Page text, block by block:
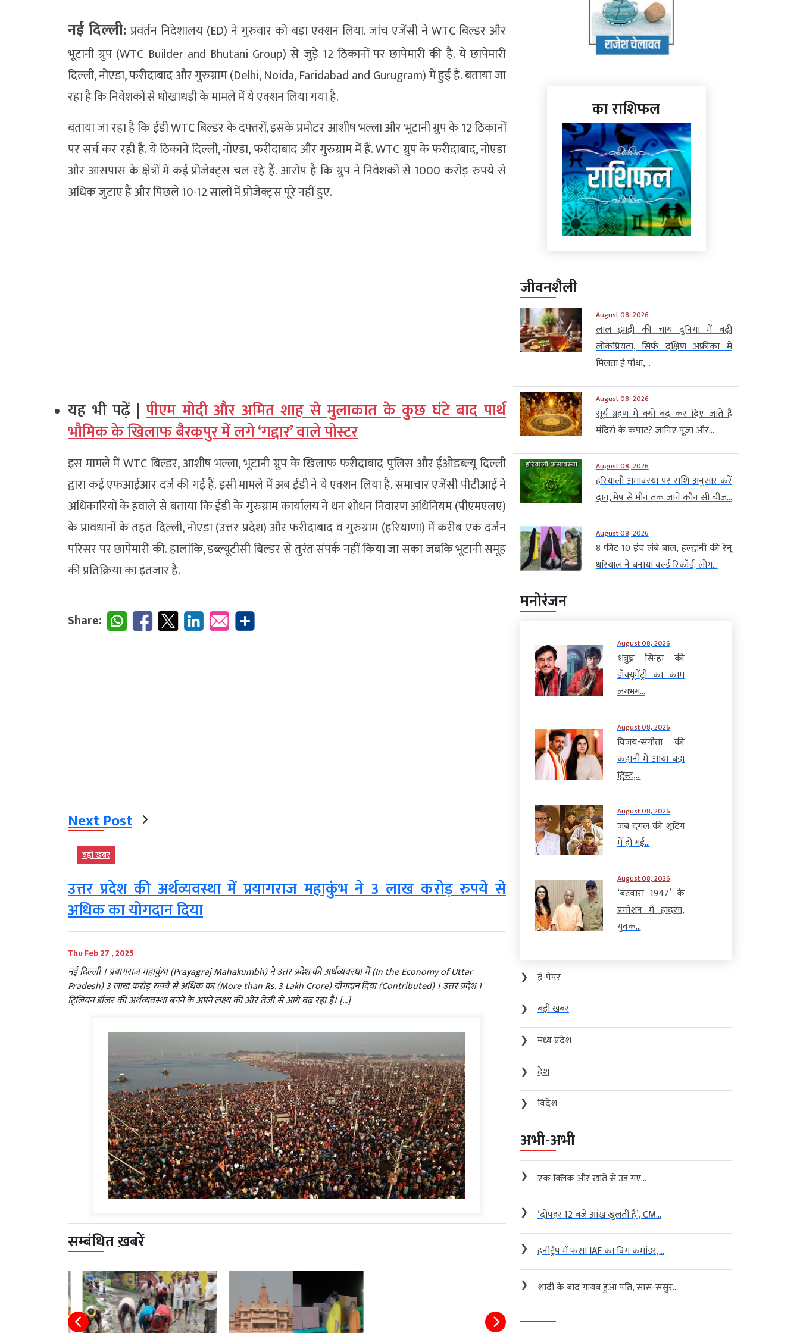
नई दिल्ली: प्रवर्तन निदेशालय (ED) ने गुरुवार को बड़ा एक्शन लिया. जांच एजेंसी ने WTC बिल्डर और
भूटानी ग्रुप (WTC Builder and Bhutani Group) से जुड़े 12 ठिकानों पर छापेमारी की है. ये छापेमारी
दिल्ली, नोएडा, फरीदाबाद और गुरुग्राम (Delhi, Noida, Faridabad and Gurugram) में हुई है. बताया जा
रहा है कि निवेशकों से धोखाधड़ी के मामले में ये एक्शन लिया गया है.
बताया जा रहा है कि ईडी WTC बिल्डर के दफ्तरों, इसके प्रमोटर आशीष भल्ला और भूटानी ग्रुप के 12 ठिकानों
पर सर्च कर रही है. ये ठिकाने दिल्ली, नोएडा, फरीदाबाद और गुरुग्राम में हैं. WTC ग्रुप के फरीदाबाद, नोएडा
और आसपास के क्षेत्रों में कई प्रोजेक्ट्स चल रहे हैं. आरोप है कि ग्रुप ने निवेशकों से 1000 करोड़ रुपये से
अधिक जुटाए हैं और पिछले 10-12 सालों में प्रोजेक्ट्स पूरे नहीं हुए.
यह भी पढ़ें |पीएम मोदी और अमित शाह से मुलाकात के कुछ घंटे बाद पार्थ
भौमिक के खिलाफ बैरकपुर में लगे ‘गद्दार’ वाले पोस्टर
इस मामले में WTC बिल्डर, आशीष भल्ला, भूटानी ग्रुप के खिलाफ फरीदाबाद पुलिस और ईओडब्ल्यू दिल्ली
द्वारा कई एफआईआर दर्ज की गई हैं. इसी मामले में अब ईडी ने ये एक्शन लिया है. समाचार एजेंसी पीटीआई ने
अधिकारियों के हवाले से बताया कि ईडी के गुरुग्राम कार्यालय ने धन शोधन निवारण अधिनियम (पीएमएलए)
के प्रावधानों के तहत दिल्ली, नोएडा (उत्तर प्रदेश) और फरीदाबाद व गुरुग्राम (हरियाणा) में करीब एक दर्जन
परिसर पर छापेमारी की. हालांकि, डब्ल्यूटीसी बिल्डर से तुरंत संपर्क नहीं किया जा सका जबकि भूटानी समूह
की प्रतिक्रिया का इंतजार है.
Share:
Next Post
बड़ी खबर
उत्तर प्रदेश की अर्थव्यवस्था में प्रयागराज महाकुंभ ने 3 लाख करोड़ रुपये से
अधिक का योगदान दिया
Thu Feb 27 , 2025
नई दिल्ली । प्रयागराज महाकुंभ (Prayagraj Mahakumbh) ने उत्तर प्रदेश की अर्थव्यवस्था में (In the Economy of Uttar
Pradesh) 3 लाख करोड़ रुपये से अधिक का (More than Rs. 3 Lakh Crore) योगदान दिया (Contributed) । उत्तर प्रदेश 1
ट्रिलियन डॉलर की अर्थव्यवस्था बनने के अपने लक्ष्य की ओर तेजी से आगे बढ़ रहा है। […]
सम्बंधित ख़बरें
का राशिफल
जीवनशैली
August 08, 2026
लाल झाड़ी की चाय दुनिया में बढ़ी
लोकप्रियता, सिर्फ दक्षिण अफ्रीका में
मिलता है पौधा,...
August 08, 2026
सूर्य ग्रहण में क्यों बंद कर दिए जाते हैं
मंदिरों के कपाट? जानिए पूजा और...
August 08, 2026
हरियाली अमावस्या पर राशि अनुसार करें
दान, मेष से मीन तक जानें कौन सी चीज...
August 08, 2026
8 फीट 10 इंच लंबे बाल, हल्द्वानी की रेनू
धरियाल ने बनाया वर्ल्ड रिकॉर्ड; लोग...
मनोरंजन
August 08, 2026
शत्रुघ्न सिन्हा की
डॉक्यूमेंट्री का काम
लगभग...
August 08, 2026
विजय-संगीता की
कहानी में आया बड़ा
ट्विस्ट,...
August 08, 2026
जब दंगल की शूटिंग
में हो गई...
August 08, 2026
‘बंटवारा 1947’ के
प्रमोशन में हादसा,
युवक...
❯
ई-पेपर
❯
बड़ी खबर
❯
मध्य प्रदेश
❯
देश
❯
विदेश
अभी-अभी
❯ एक क्लिक और खाते से उड़ गए...
❯ ‘दोपहर 12 बजे आंख खुलती है’, CM...
❯ हनीट्रैप में फंसा IAF का विंग कमांडर,...
❯ शादी के बाद गायब हुआ पति, सास-ससुर...